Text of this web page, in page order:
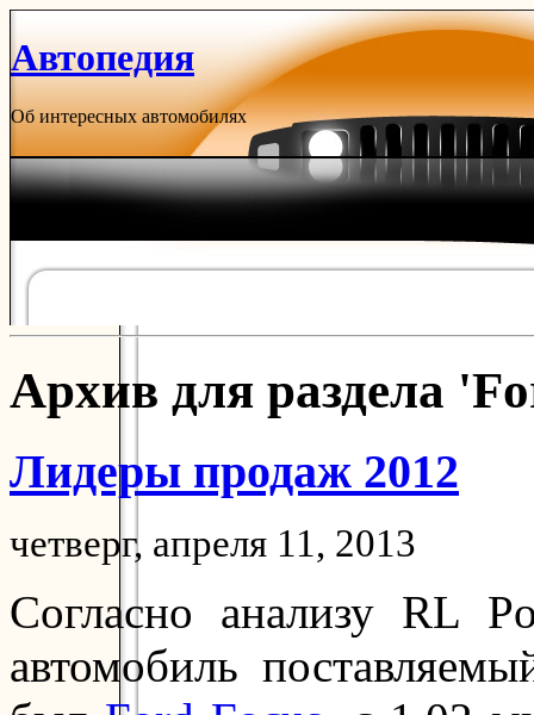
Автопедия
Об интересных автомобилях
Архив для раздела
Лидеры продаж 2012
четверг, апреля 11, 2013
Согласно анализу RL
автомобиль